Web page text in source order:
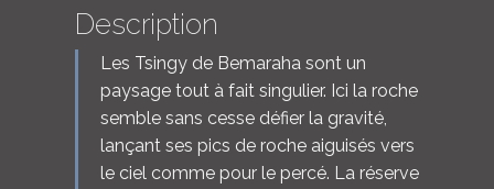
Description
Les Tsingy de Bemaraha sont un
paysage tout à fait singulier. Ici la roche
semble sans cesse défier la gravité,
lançant ses pics de roche aiguisés vers
le ciel comme pour le percé. La réserve